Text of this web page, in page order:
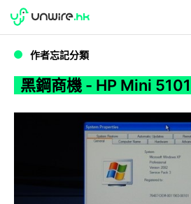
黑鋼商機 - HP Mini 5101
WWDC 2026
作者忘記分類
黑鋼商機 - HP Mini 5101